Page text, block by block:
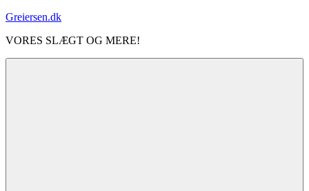
Videre
indhold
Greiersen.dk
VORES SLÆGT OG MERE!